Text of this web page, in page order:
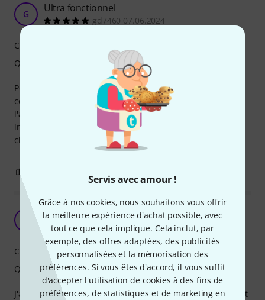
Servis avec amour !
Grâce à nos cookies, nous souhaitons vous offrir
la meilleure expérience d'achat possible, avec
tout ce que cela implique. Cela inclut, par
exemple, des offres adaptées, des publicités
personnalisées et la mémorisation des
préférences. Si vous êtes d'accord, il vous suffit
d'accepter l'utilisation de cookies à des fins de
préférences, de statistiques et de marketing en
G Ultra fonctionnel
gd7460 07.06.2024
Pédale ultra fonctionnelle pour driver mon Spark Live et le
côté sans fil est tout bonnement génial. Branchement , à
l'allumage , au Spark et à l'application quasiment
instantané. Top comme pedale et pour son prix n'est pas
cheap du tout.
Caractéristiques
Qualité de fabrication
Pas très utile
Anthony_L 02.02.2026
J'ai voulu l'offrir a un ami qui utilise un spark régulièrement
Caractéristiques
Qualité de fabrication